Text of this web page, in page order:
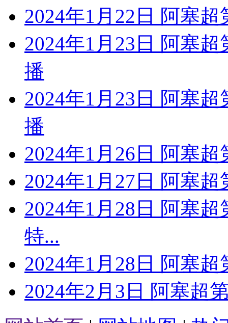
2024年1月22日 阿塞
2024年1月23日 阿塞
播
2024年1月23日 阿塞
播
2024年1月26日 阿塞
2024年1月27日 阿塞
2024年1月28日 阿塞
特...
2024年1月28日 阿塞
2024年2月3日 阿塞超